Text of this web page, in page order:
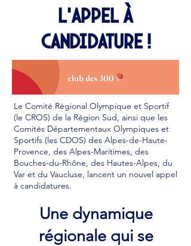
l’appel à
candidature !
Le Comité Régional Olympique et Sportif
(le CROS) de la Région Sud, ainsi que les
Comités Départementaux Olympiques et
Sportifs (les CDOS) des Alpes-de-Haute-
Provence, des Alpes-Maritimes, des
Bouches-du-Rhône, des Hautes-Alpes, du
Var et du Vaucluse, lancent un nouvel appel
à candidatures.
Une dynamique
régionale qui se